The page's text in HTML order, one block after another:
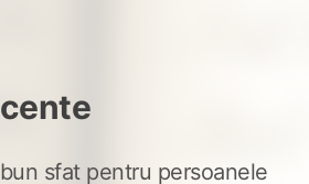
sfat pentru persoanele